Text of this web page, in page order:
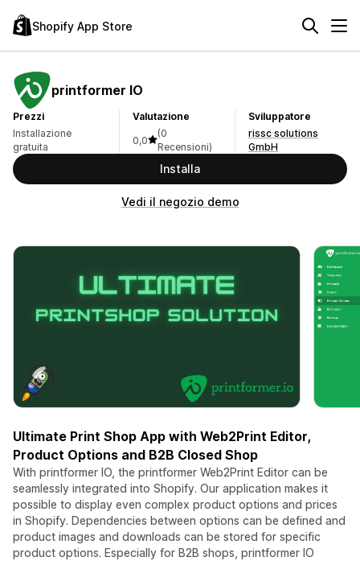
Shopify App Store
printformer IO
Prezzi
Installazione
gratuita
Valutazione
0,0
(0
Recensioni)
Sviluppatore
rissc solutions
GmbH
Installa
Vedi il negozio demo
Ultimate Print Shop App with Web2Print Editor,
Product Options and B2B Closed Shop
With printformer IO, the printformer Web2Print Editor can be
seamlessly integrated into Shopify. Our application makes it
possible to display even complex product options and prices
in Shopify. Dependencies between options can be defined and
product images and downloads can be stored for specific
product options. Especially for B2B shops, printformer IO